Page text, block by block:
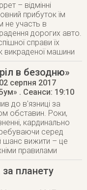
– відмінні
прибуток їм
не участь в
дорогих авто.
справи їх
викраденої машини
в безодню»
серпня 2017
. Сеанси: 19:10
до в'язниці за
обставин. Роки,
кардинально
серед
шанс вижити – це
правилами
за планету